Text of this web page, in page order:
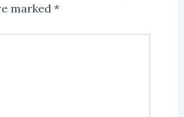
marked *